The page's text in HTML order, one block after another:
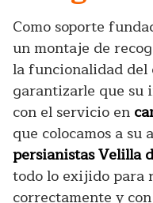
Como soporte
un montaje de
la funcionalidad del
garantizarle que su
con el servicio en
que colocamos a su
persianistas Velilla
todo lo exijido para
correctamente y